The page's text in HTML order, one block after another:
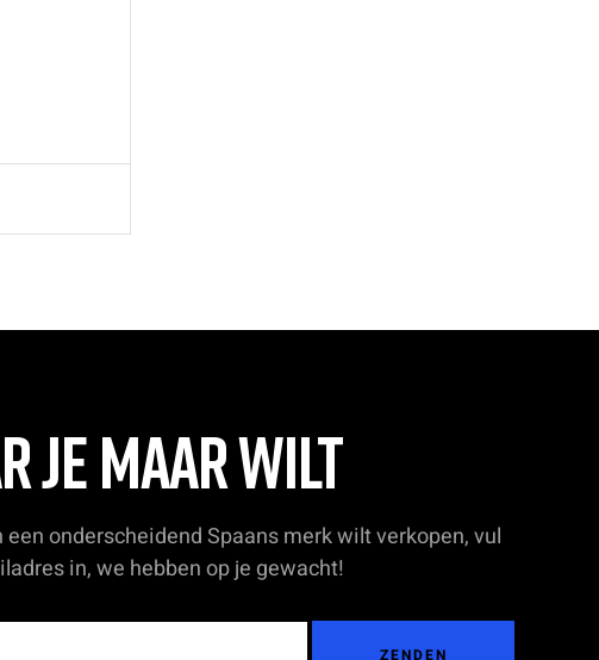
JE MAAR WILT
onderscheidend Spaans merk wilt verkopen, vul
in, we hebben op je gewacht!
ZENDEN